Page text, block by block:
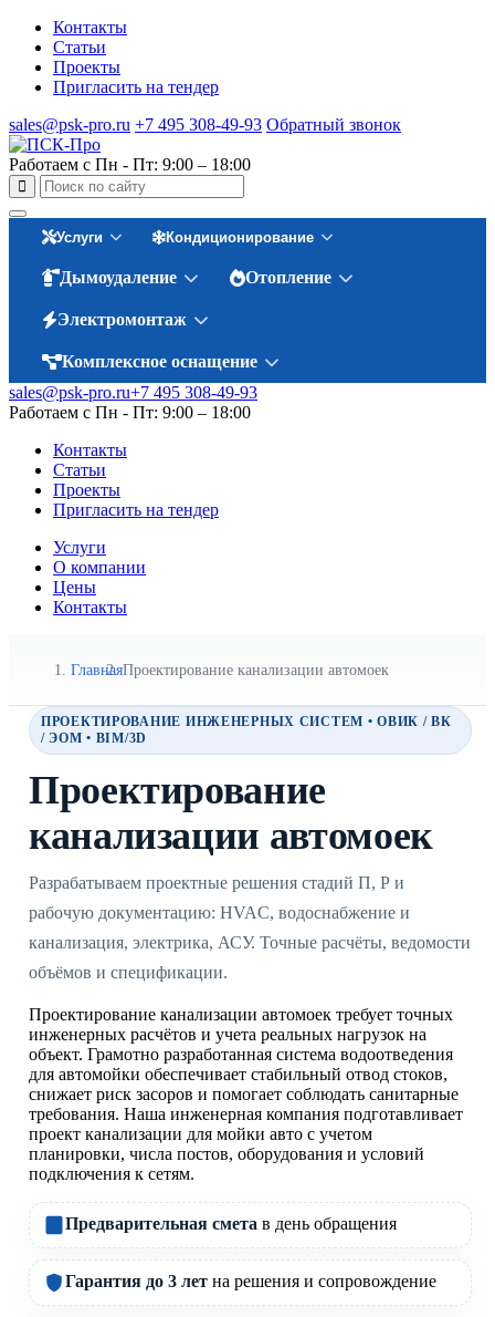
Контакты
Статьи
Проекты
Пригласить на тендер
sales@psk-pro.ru +7 495 308-49-93 Обратный звонок
Работаем с Пн - Пт: 9:00 – 18:00
Услуги Кондиционирование
Дымоудаление Отопление
Электромонтаж
Комплексное оснащение
sales@psk-pro.ru+7 495 308-49-93
Работаем с Пн - Пт: 9:00 – 18:00
Контакты
Статьи
Проекты
Пригласить на тендер
Услуги
О компании
Цены
Контакты
ГлавнаяПроектирование канализации автомоек
ПРОЕКТИРОВАНИЕ ИНЖЕНЕРНЫХ СИСТЕМ • ОВИК / ВК
/ ЭОМ • BIM/3D
Проектирование
канализации автомоек
Разрабатываем проектные решения стадий П, Р и
рабочую документацию: HVAC, водоснабжение и
канализация, электрика, АСУ. Точные расчёты, ведомости
объёмов и спецификации.
Проектирование канализации автомоек требует точных
инженерных расчётов и учета реальных нагрузок на
объект. Грамотно разработанная система водоотведения
для автомойки обеспечивает стабильный отвод стоков,
снижает риск засоров и помогает соблюдать санитарные
требования. Наша инженерная компания подготавливает
проект канализации для мойки авто с учетом
планировки, числа постов, оборудования и условий
подключения к сетям.
Предварительная смета в день обращения
Гарантия до 3 лет на решения и сопровождение